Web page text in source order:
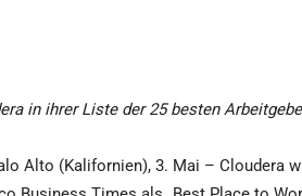
in ihrer Liste der 25 besten
Alto (Kalifornien), 3. Mai – Cloudera